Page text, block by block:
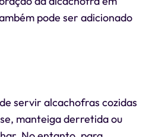
pode ser adicionado
servir alcachofras cozidas
manteiga derretida ou